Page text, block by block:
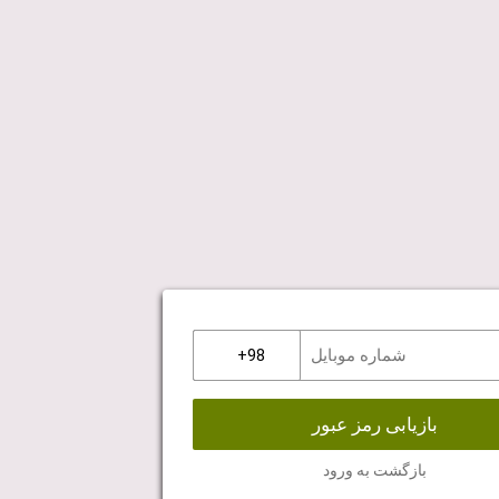
بازیابی رمز عبور
بازگشت به ورود